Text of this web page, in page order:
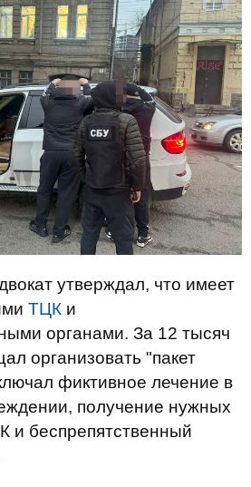
утверждал, что имеет
ТЦК и
органами. За 12 тысяч
организовать "пакет
фиктивное лечение в
получение нужных
и беспрепятственный